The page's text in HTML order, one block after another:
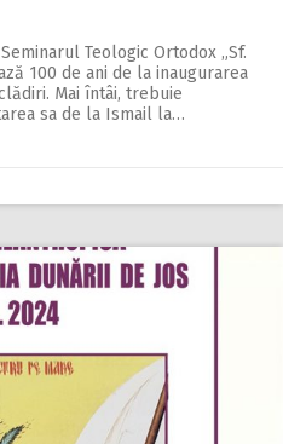
Teo­logic Ortodox „Sf.
100 de ani de la inaugurarea
Mai întâi, trebuie
sa de la Ismail la…